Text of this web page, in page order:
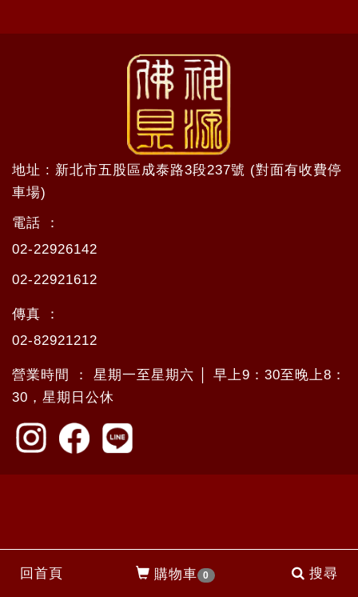
回首頁 購物車 0 搜尋
地址 : 新北市五股區成泰路3段237號 (對面有收費停
車場)
電話 ：
02-22926142
02-22921612
傳真 ：
02-82921212
營業時間 ： 星期一至星期六 │ 早上9：30至晚上8：
30，星期日公休